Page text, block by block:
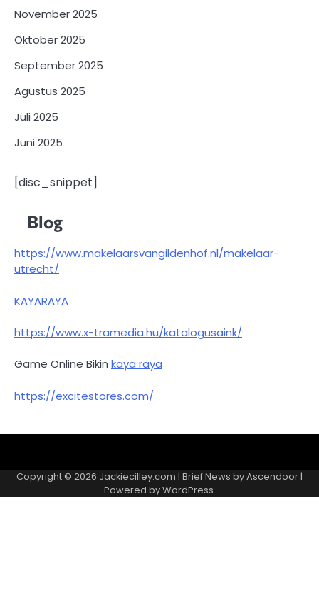
November 2025
Oktober 2025
September 2025
Agustus 2025
Juli 2025
Juni 2025
[disc_snippet]
Blog
https://www.makelaarsvangildenhof.nl/makelaar-
utrecht/
KAYARAYA
https://www.x-tramedia.hu/katalogusaink/
Game Online Bikin kaya raya
https://excitestores.com/
Privasi
Kami
Copyright © 2026 Jackiecilley.com | Brief News byAscendoor |
Powered byWordPress.